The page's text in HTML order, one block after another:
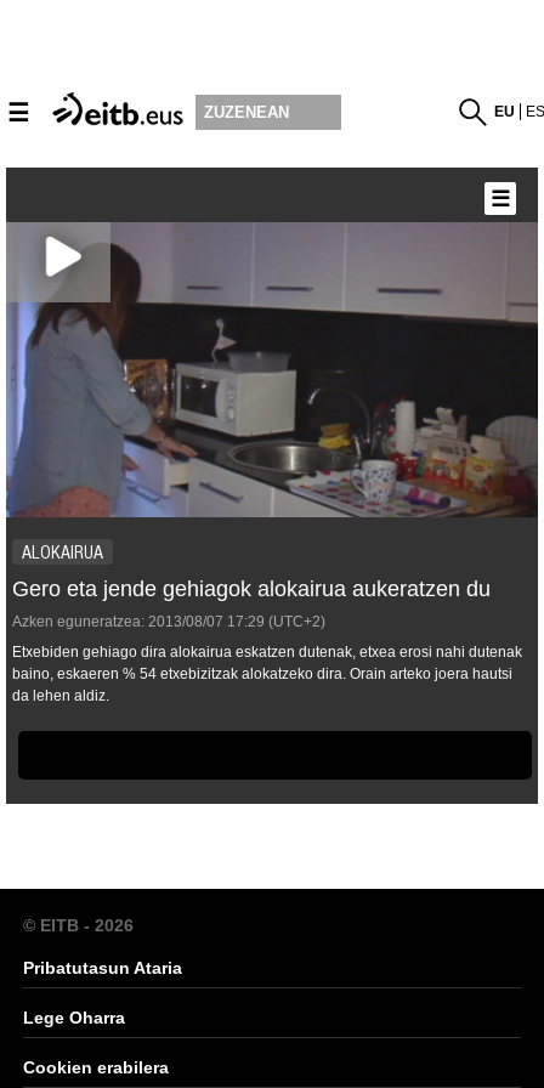
☰ ZUZENEAN EU
ALOKAIRUA
Gero eta jende gehiagok alokairua aukeratzen du
Azken eguneratzea: 2013/08/07 17:29 (UTC+2)
Etxebiden gehiago dira alokairua eskatzen dutenak, etxea erosi nahi dutenak
baino, eskaeren % 54 etxebizitzak alokatzeko dira. Orain arteko joera hautsi
da lehen aldiz.
☰
© EITB - 2026
Pribatutasun Ataria
Lege Oharra
Cookien erabilera